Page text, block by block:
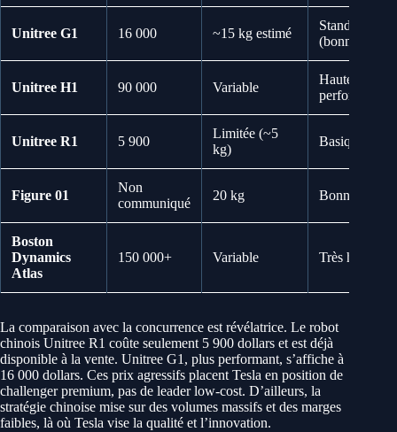
Unitree G1 16 000 ~15 kg estimé
Standard
(bonne)
Unitree H1 90 000 Variable
Haute
performance
Unitree R1 5 900
Limitée (~5
kg)
Basique
Figure 01
Non
communiqué
20 kg Bonne
Boston
Dynamics
Atlas
150 000+ Variable Très haute
La comparaison avec la concurrence est révélatrice. Le robot
chinois Unitree R1 coûte seulement 5 900 dollars et est déjà
disponible à la vente. Unitree G1, plus performant, s’affiche à
16 000 dollars. Ces prix agressifs placent Tesla en position de
challenger premium, pas de leader low-cost. D’ailleurs, la
stratégie chinoise mise sur des volumes massifs et des marges
faibles, là où Tesla vise la qualité et l’innovation.